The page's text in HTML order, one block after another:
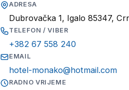
ADRESA
Dubrovačka 1, Igalo 85347,
TELEFON / VIBER
+382 67 558 240
EMAIL
hotel-monako@hotmail.com
RADNO VRIJEME